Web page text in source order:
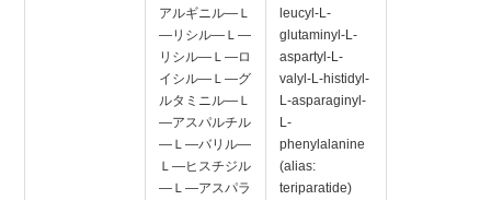
アルギニル―Ｌ
―リシル―Ｌ―
リシル―Ｌ―ロ
イシル―Ｌ―グ
ルタミニル―Ｌ
―アスパルチル
―Ｌ―バリル―
Ｌ―ヒスチジル
―Ｌ―アスパラ
leucyl-L-
glutaminyl-L-
aspartyl-L-
valyl-L-histidyl-
L-asparaginyl-
L-
phenylalanine
(alias:
teriparatide)